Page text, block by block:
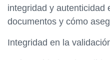
integridad y autenticidad
documentos y cómo
Integridad en la